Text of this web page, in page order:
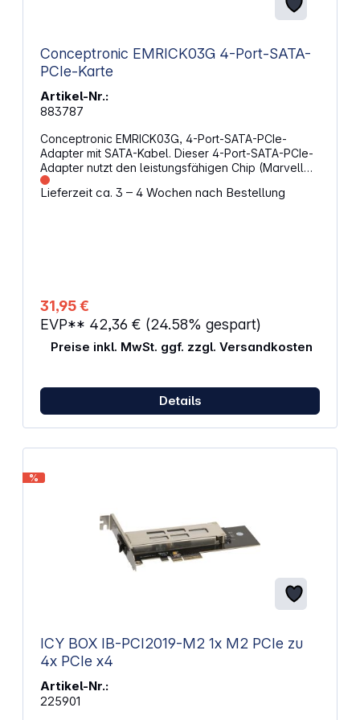
Conceptronic EMRICK03G 4-Port-SATA-
PCIe-Karte
Artikel-Nr.:
883787
Conceptronic EMRICK03G, 4-Port-SATA-PCIe-
Adapter mit SATA-Kabel. Dieser 4-Port-SATA-PCIe-
Adapter nutzt den leistungsfähigen Chip (Marvell
88se9215) zur Erweiterung um 4 SATA-Ports. Jeder
Serial-ATA-Anschluss unterstützt
und Hot Swap Unterstützung Anschluss: PCIe x1 PCI
Version: PCIe 2.0 Port Konfiguration: SATA 3.0 x 4
Lieferzeit ca. 3 – 4 Wochen nach Bestellung
31,95 €
EVP** 42,36 € (24.58% gespart)
Preise inkl. MwSt. ggf. zzgl. Versandkosten
Details
%
ICY BOX IB-PCI2019-M2 1x M2 PCIe zu
4x PCIe x4
Artikel-Nr.:
225901